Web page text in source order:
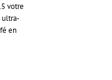
votre
ultra-
en